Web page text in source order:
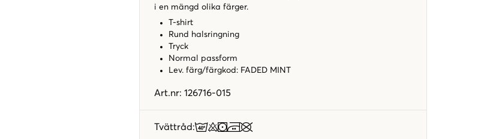
i en mängd olika färger.
T-shirt
Rund halsringning
Tryck
Normal passform
Lev. färg/färgkod : FADED MINT
Art.nr: 126716-015
Tvättråd: